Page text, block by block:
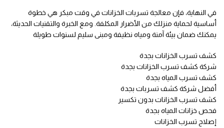
في النهاية، فإن معالجة تسربات الخزانات في وقت مبكر هي خطوة
أساسية لحماية منزلك من الأضرار المكلفة. ومع الخبرة والتقنيات الحديثة،
يمكنك ضمان بيئة آمنة ومياه نظيفة ومبنى سليم لسنوات طويلة
كشف تسرب الخزانات بجدة
شركة كشف تسرب الخزانات بجدة
كشف تسرب المياه بجدة
أفضل شركة كشف تسربات بجدة
كشف تسرب الخزانات بدون تكسير
فحص خزانات المياه بجدة
إصلاح تسرب الخزانات